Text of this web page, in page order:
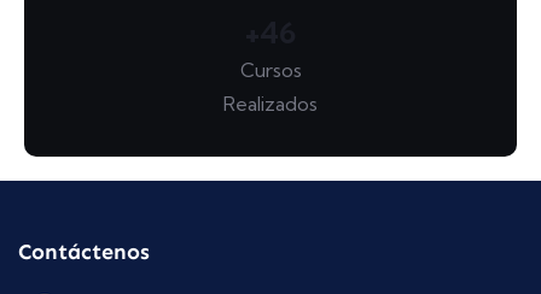
Cursos
Realizados
Contáctenos